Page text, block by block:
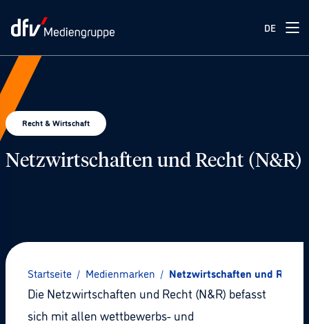
DE
Recht & Wirtschaft
Netzwirtschaften und Recht (N&R)
© IMAGO / BildFunkMV
Startseite / Medienmarken / Netzwirtschaften und Recht
Die Netzwirtschaften und Recht (N&R) befasst
sich mit allen wettbewerbs- und